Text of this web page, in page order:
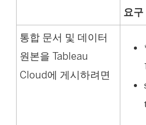
요
통합 문서 및 데이터
원본을 Tableau
Cloud에 게시하려면